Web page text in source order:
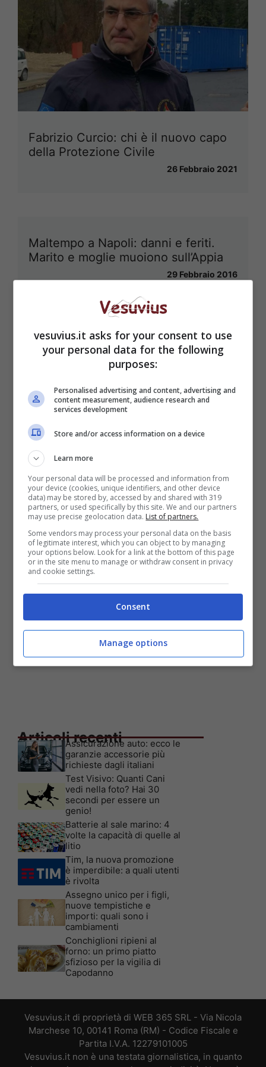
Fabrizio Curcio: chi è il nuovo capo
della Protezione Civile
26 Febbraio 2021
Maltempo a Napoli: danni e feriti.
Marito e moglie muoiono sull’Appia
29 Febbraio 2016
Terremoto a Salerno, magnitudo 3.7
Emergenza Sardegna, arrivano aiuti
da società napoletana
Articoli recenti
Assicurazione auto: ecco le
garanzie accessorie più
richieste dagli italiani
Test Visivo: Quanti Cani
vedi nella foto? Hai 30
secondi per essere un
genio!
Batterie al sale marino: 4
volte la capacità di quelle al
litio
Tim, la nuova promozione
è imperdibile: a quali utenti
è rivolta
Assegno unico per i figli,
nuove tempistiche e
importi: quali sono i
cambiamenti
Conchiglioni ripieni al
forno: un primo piatto
sfizioso per la vigilia di
Capodanno
Vesuvius.it di proprietà di WEB 365 SRL - Via Nicola
Marchese 10, 00141 Roma (RM) - Codice Fiscale e
Partita I.V.A. 12279101005
Vesuvius.it non è una testata giornalistica, in quanto
vesuvius.it asks for your consent to use
your personal data for the following
purposes:
Personalised advertising and content, advertising and
content measurement, audience research and
services development
Store and/or access information on a device
Learn more
Your personal data will be processed and information from
your device (cookies, unique identifiers, and other device
data) may be stored by, accessed by and shared with 319
partners, or used specifically by this site. We and our partners
may use precise geolocation data. List of partners.
Some vendors may process your personal data on the basis
of legitimate interest, which you can object to by managing
your options below. Look for a link at the bottom of this page
or in the site menu to manage or withdraw consent in privacy
and cookie settings.
Consent
Manage options